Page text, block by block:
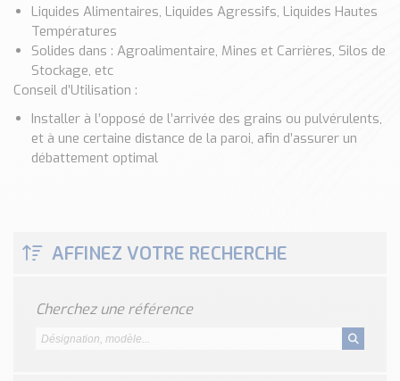
SCHMERSAL
IDEM SAFETY
Voir toutes les marques …
Nos outils et simulateurs
Téléchargement (Logiciels, Documents,..)
Formulaire sonde température
Calculateur Chauffage/Liquide/Gaz
Nos Réalisations
Conseils et Actualités
Liquides Alimentaires, Liquides Agressifs, Liquides Hautes
Températures
Solides dans : Agroalimentaire, Mines et Carrières, Silos de
Stockage, etc
Conseil d’Utilisation :
Installer à l’opposé de l’arrivée des grains ou pulvérulents,
et à une certaine distance de la paroi, afin d’assurer un
débattement optimal
AFFINEZ VOTRE RECHERCHE
Cherchez une référence